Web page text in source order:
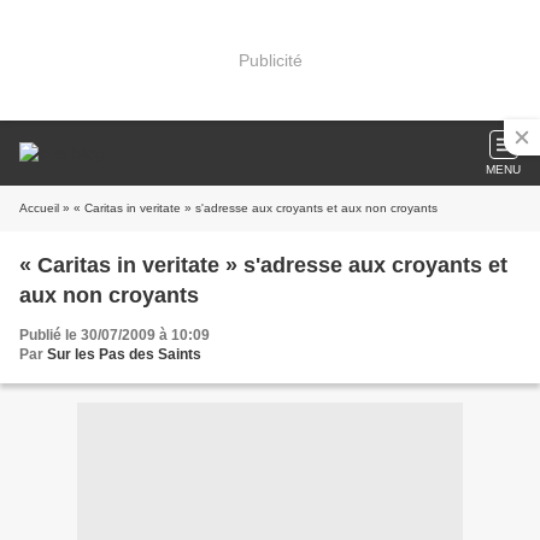
Publicité
MENU
Accueil » « Caritas in veritate » s'adresse aux croyants et aux non croyants
« Caritas in veritate » s'adresse aux croyants et
aux non croyants
Publié le 30/07/2009 à 10:09
Par Sur les Pas des Saints